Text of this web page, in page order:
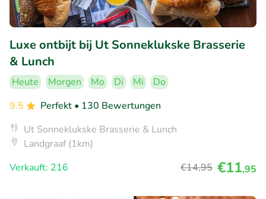
Luxe ontbijt bij Ut Sonneklukske Brasserie
& Lunch
Heute Morgen Mo Di Mi
Do
9.5
Perfekt • 130 Bewertungen
Ut Sonneklukske Brasserie & Lunch
Landgraaf (1km)
Verkauft: 216
€14,95 €11,95